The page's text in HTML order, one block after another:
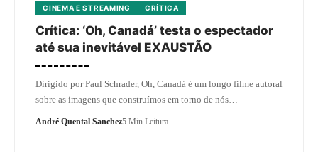
CINEMA E STREAMING CRÍTICA
Crítica: ‘Oh, Canadá’ testa o espectador
até sua inevitável EXAUSTÃO
Dirigido por Paul Schrader, Oh, Canadá é um longo filme autoral
sobre as imagens que construímos em torno de nós…
André Quental Sanchez5 Min Leitura